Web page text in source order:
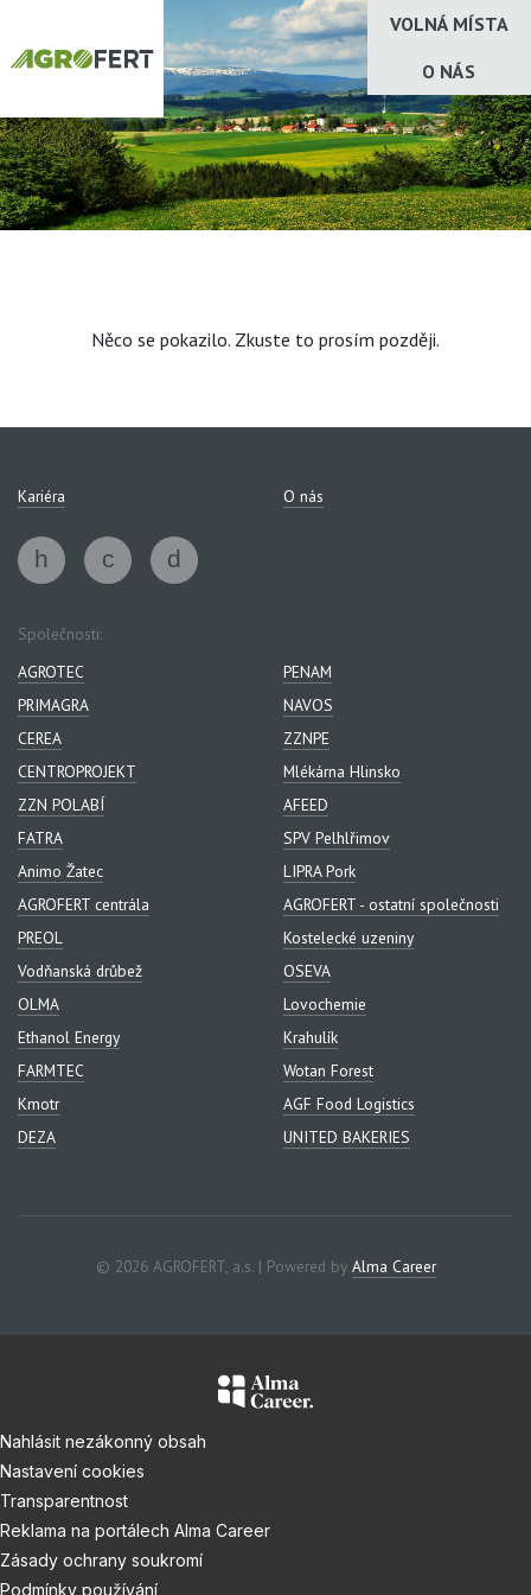
VOLNÁ MÍSTA
O NÁS
Něco se pokazilo. Zkuste to prosím později.
Kariéra O nás
Společnosti:
AGROTEC
PENAM
PRIMAGRA
NAVOS
CEREA
ZZNPE
CENTROPROJEKT
Mlékárna Hlinsko
ZZN POLABÍ
AFEED
FATRA
SPV Pelhlřimov
Animo Žatec
LIPRA Pork
AGROFERT centrála
AGROFERT - ostatní společnosti
PREOL
Kostelecké uzeniny
Vodňanská drůbež
OSEVA
OLMA
Lovochemie
Ethanol Energy
Krahulík
FARMTEC
Wotan Forest
Kmotr
AGF Food Logistics
DEZA
UNITED BAKERIES
© 2026 AGROFERT, a.s. | Powered by Alma Career
Nahlásit nezákonný obsah
Nastavení cookies
Transparentnost
Reklama na portálech Alma Career
Zásady ochrany soukromí
Podmínky používání